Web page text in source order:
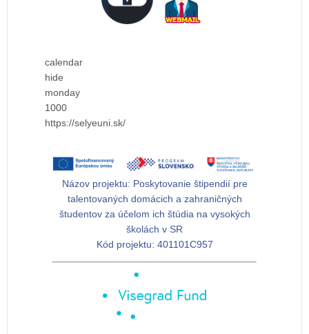
calendar
hide
monday
1000
https://selyeuni.sk/
Názov projektu: Poskytovanie štipendií pre
talentovaných domácich a zahraničných
študentov za účelom ich štúdia na vysokých
školách v SR
Kód projektu: 401101C957